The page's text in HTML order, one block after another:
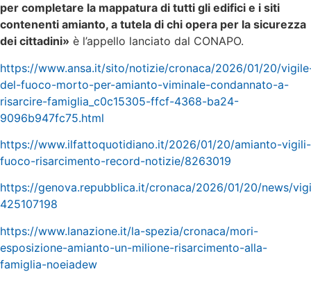
per completare la mappatura di tutti gli edifici e i siti
contenenti amianto, a tutela di chi opera per la sicurezza
dei cittadini» è l’appello lanciato dal CONAPO.
https://www.ansa.it/sito/notizie/cronaca/2026/01/20/
del-fuoco-morto-per-amianto-viminale-condannato-a-
risarcire-famiglia_c0c15305-ffcf-4368-ba24-
9096b947fc75.html
https://www.ilfattoquotidiano.it/2026/01/20/amianto-vigili-
fuoco-risarcimento-record-notizie/8263019
https://genova.repubblica.it/cronaca/2026/01/20/news/
425107198
https://www.lanazione.it/la-spezia/cronaca/mori-
esposizione-amianto-un-milione-risarcimento-alla-
famiglia-noeiadew